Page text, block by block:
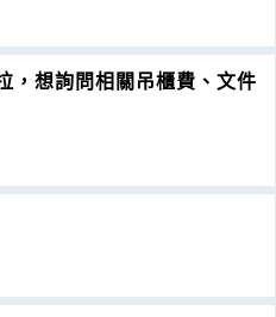
想詢問相關吊櫃費、文件